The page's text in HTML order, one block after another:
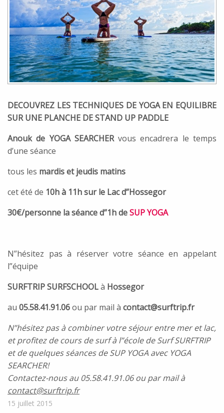
DECOUVREZ LES TECHNIQUES DE YOGA EN EQUILIBRE
SUR UNE PLANCHE DE STAND UP PADDLE
Anouk de YOGA SEARCHERvous encadrera le temps
d’une séance
tous les mardis et jeudis matins
cet été de 10h à 11h sur le Lac d”Hossegor
30€/personne la séance d”1h deSUP YOGA
N”hésitez pas à réserver votre séance en appelant
l”équipe
SURFTRIP SURFSCHOOLà Hossegor
au 05.58.41.91.06ou par mail à contact@surftrip.fr
N”hésitez pas à combiner votre séjour entre mer et lac,
et profitez de cours de surf à l”école de Surf SURFTRIP
et de quelques séances de SUP YOGA avec YOGA
SEARCHER!
Contactez-nous au 05.58.41.91.06 ou par mail à
contact@surftrip.fr
15 juillet 2015